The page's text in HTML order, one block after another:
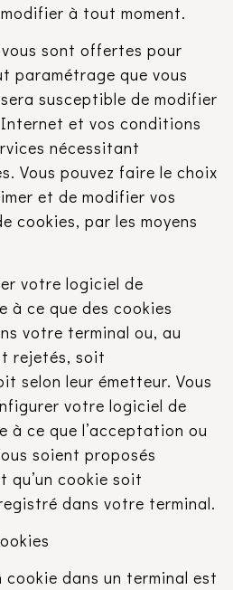
à tout moment.
sont offertes pour
paramétrage que vous
susceptible de modifier
et vos conditions
nécessitant
Vous pouvez faire le choix
et de modifier vos
cookies, par les moyens
votre logiciel de
à ce que des cookies
votre terminal ou, au
rejetés, soit
selon leur émetteur. Vous
votre logiciel de
à ce que l’acceptation ou
soient proposés
qu’un cookie soit
dans votre terminal.
cookie dans un terminal est